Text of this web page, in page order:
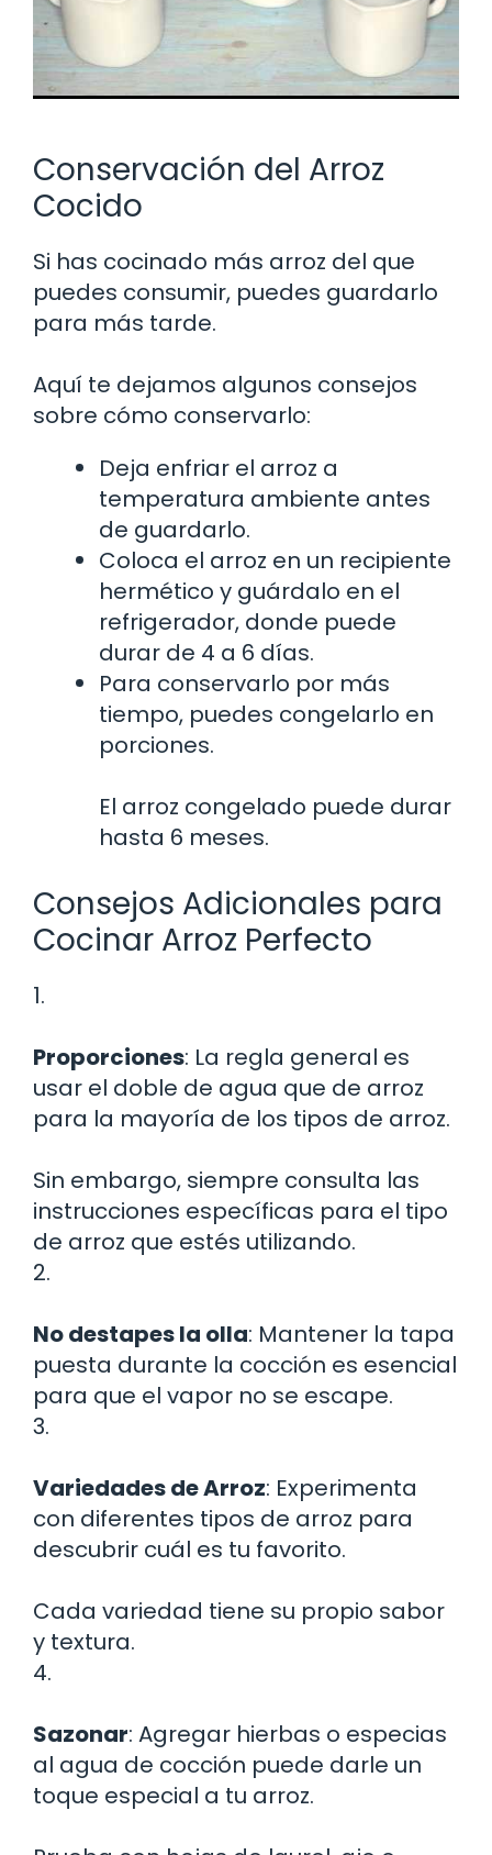
Conservación del Arroz
Cocido
Si has cocinado más arroz del que
puedes consumir, puedes guardarlo
para más tarde.
Aquí te dejamos algunos consejos
sobre cómo conservarlo:
Deja enfriar el arroz a
temperatura ambiente antes
de guardarlo.
Coloca el arroz en un recipiente
hermético y guárdalo en el
refrigerador, donde puede
durar de 4 a 6 días.
Para conservarlo por más
tiempo, puedes congelarlo en
porciones.
El arroz congelado puede durar
hasta 6 meses.
Consejos Adicionales para
Cocinar Arroz Perfecto
1.
Proporciones: La regla general es
usar el doble de agua que de arroz
para la mayoría de los tipos de arroz.
Sin embargo, siempre consulta las
instrucciones específicas para el tipo
de arroz que estés utilizando.
2.
No destapes la olla: Mantener la tapa
puesta durante la cocción es esencial
para que el vapor no se escape.
3.
Variedades de Arroz: Experimenta
con diferentes tipos de arroz para
descubrir cuál es tu favorito.
Cada variedad tiene su propio sabor
y textura.
4.
Sazonar: Agregar hierbas o especias
al agua de cocción puede darle un
toque especial a tu arroz.